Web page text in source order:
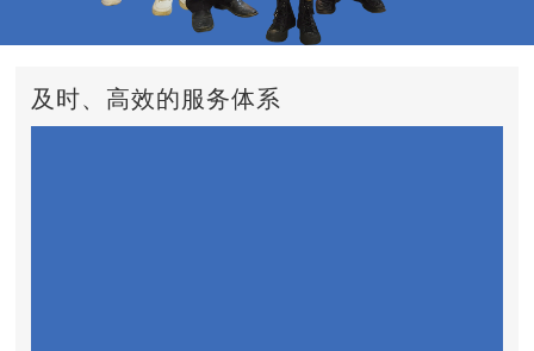
及时、高效的服务体系